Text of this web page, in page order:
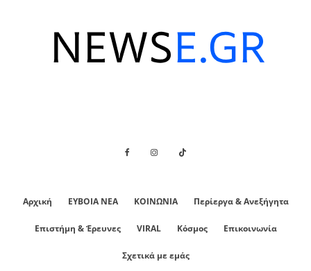
Αρχική ΕΥΒΟΙΑ ΝΕΑ ΚΟΙΝΩΝΙΑ Περίεργα & Ανεξήγητα
Επιστήμη & Έρευνες VIRAL Κόσμος Επικοινωνία
Σχετικά με εμάς